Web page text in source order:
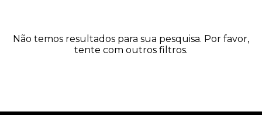
Não temos resultados para sua pesquisa. Por favor,
tente com outros filtros.